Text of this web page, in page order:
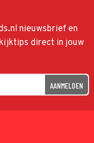
nieuwsbrief en
direct in jouw
AANMELDEN